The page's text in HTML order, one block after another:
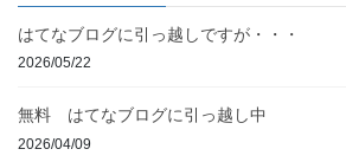
はてなブログに引っ越しですが・・・
2026/05/22
無料 はてなブログに引っ越し中
2026/04/09